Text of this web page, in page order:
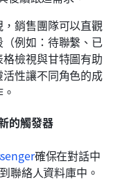
銷售團隊可以直觀
例如：待聯繫、已
檢視與甘特圖有助
性讓不同角色的成
的觸發器
確保在對話中
聯絡人資料庫中。